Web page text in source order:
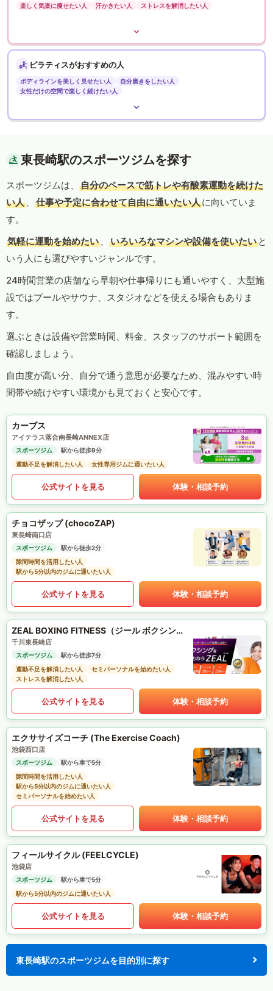
楽しく気楽に痩せたい人 汗かきたい人 ストレスを解消したい人
ピラティスがおすすめの人
ボディラインを美しく見せたい人
自分磨きをしたい人
女性だけの空間で楽しく続けたい人
東長崎駅のスポーツジムを探す
スポーツジムは、
自分のペースで筋トレや有酸素運動を続けた
い人 、 仕事や予定に合わせて自由に通いたい人に向いていま
す。
気軽に運動を始めたい 、 いろいろなマシンや設備を使いたい と
いう人にも選びやすいジャンルです。
24時間営業の店舗なら早朝や仕事帰りにも通いやすく、大型施
設ではプールやサウナ、スタジオなどを使える場合もありま
す。
選ぶときは設備や営業時間、料金、スタッフのサポート範囲を
確認しましょう。
自由度が高い分、自分で通う意思が必要なため、混みやすい時
間帯や続けやすい環境かも見ておくと安心です。
カーブス
アイテラス落合南長崎ANNEX店
スポーツジム
駅から徒歩9分
運動不足を解消したい人
女性専用ジムに通いたい人
公式サイトを見る 体験・相談予約
チョコザップ (chocoZAP)
東長崎南口店
スポーツジム
駅から徒歩2分
隙間時間を活用したい人
駅から5分以内のジムに通いたい人
公式サイトを見る 体験・相談予約
ZEAL BOXING FITNESS（ジール ボクシング フィットネス）
千川東長崎店
スポーツジム
駅から徒歩7分
運動不足を解消したい人
セミパーソナルを始めたい人
ストレスを解消したい人
公式サイトを見る 体験・相談予約
エクササイズコーチ (The Exercise Coach)
池袋西口店
スポーツジム
駅から車で5分
隙間時間を活用したい人
駅から5分以内のジムに通いたい人
セミパーソナルを始めたい人
公式サイトを見る 体験・相談予約
フィールサイクル (FEELCYCLE)
池袋店
スポーツジム
駅から車で5分
駅から5分以内のジムに通いたい人
公式サイトを見る 体験・相談予約
東長崎駅のスポーツジムを目的別に探す